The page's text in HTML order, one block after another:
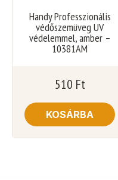
Handy Professzionális
védőszemüveg UV
védelemmel, amber –
10381AM
510 Ft
KOSÁRBA